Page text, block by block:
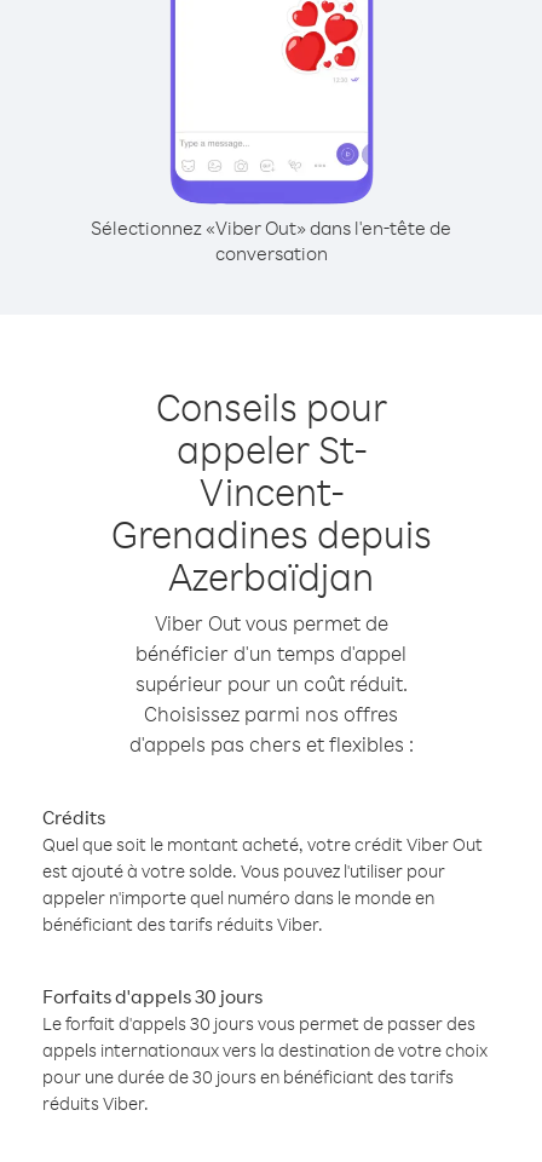
Sélectionnez «Viber Out» dans l'en-tête de
conversation
Conseils pour
appeler St-
Vincent-
Grenadines depuis
Azerbaïdjan
Viber Out vous permet de
bénéficier d'un temps d'appel
supérieur pour un coût réduit.
Choisissez parmi nos offres
d'appels pas chers et flexibles :
Crédits
Quel que soit le montant acheté, votre crédit Viber Out
est ajouté à votre solde. Vous pouvez l'utiliser pour
appeler n'importe quel numéro dans le monde en
bénéficiant des tarifs réduits Viber.
Forfaits d'appels 30 jours
Le forfait d'appels 30 jours vous permet de passer des
appels internationaux vers la destination de votre choix
pour une durée de 30 jours en bénéficiant des tarifs
réduits Viber.